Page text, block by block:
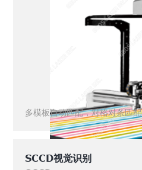
多模板自动匹配，对格对条匹配
SCCD视觉识别